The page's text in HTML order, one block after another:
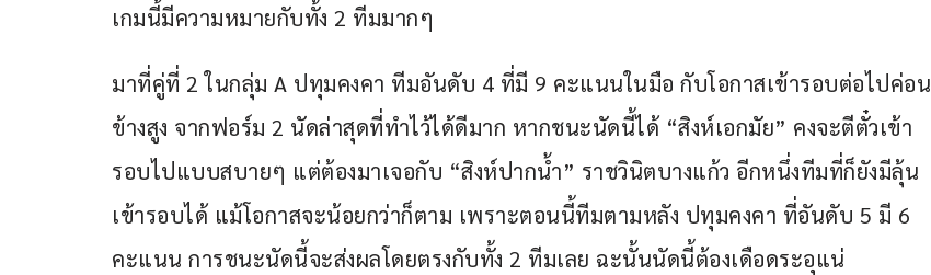
เกมนี้มีความหมายกับทั้ง 2 ทีมมากๆ
มาที่คู่ที่ 2 ในกลุ่ม A ปทุมคงคา ทีมอันดับ 4 ที่มี 9 คะแนนในมือ กับโอกาสเข้ารอบต่อไปค่อน
ข้างสูง จากฟอร์ม 2 นัดล่าสุดที่ทำไว้ได้ดีมาก หากชนะนัดนี้ได้ “สิงห์เอกมัย” คงจะตีตั๋วเข้า
รอบไปแบบสบายๆ แต่ต้องมาเจอกับ “สิงห์ปากน้ำ” ราชวินิตบางแก้ว อีกหนึ่งทีมที่ก็ยังมีลุ้น
เข้ารอบได้ แม้โอกาสจะน้อยกว่าก็ตาม เพราะตอนนี้ทีมตามหลัง ปทุมคงคา ที่อันดับ 5 มี 6
คะแนน การชนะนัดนี้จะส่งผลโดยตรงกับทั้ง 2 ทีมเลย ฉะนั้นนัดนี้ต้องเดือดระอุแน่